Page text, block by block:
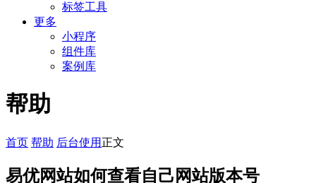
标签工具
更多
小程序
组件库
案例库
帮助
首页 帮助 后台使用 正文
易优网站如何查看自己网站版本号